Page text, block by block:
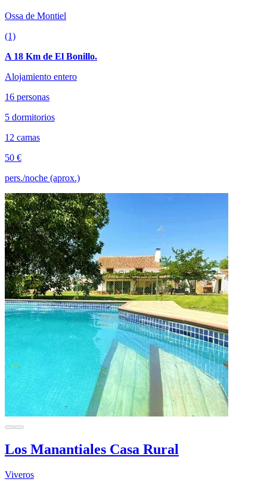
Ossa de Montiel
(1)
A 18 Km de El Bonillo.
Alojamiento entero
16 personas
5 dormitorios
12 camas
50 €
pers./noche (aprox.)
Los Manantiales Casa Rural
Viveros